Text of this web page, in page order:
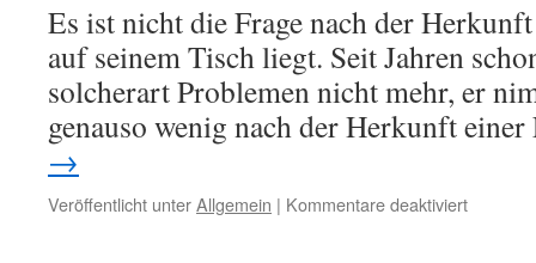
Es ist nicht die Frage nach der
auf seinem Tisch liegt. Seit Jahren
solcherart Problemen nicht mehr, er
genauso wenig nach der Herkunft
→
Veröffentlicht unterAllgemein | Kommentare deaktiviertfür